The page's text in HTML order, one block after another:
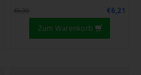
€6,90
€6,21
Zum Warenkorb